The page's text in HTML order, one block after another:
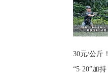
30元/公斤
“5·20”加